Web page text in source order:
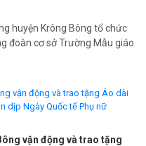
huyện Krông Bông tổ chức
đoàn cơ sở Trường Mẫu giáo
vận động và trao tặng